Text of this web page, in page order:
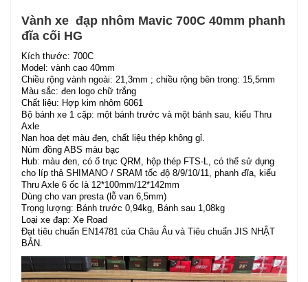
Vành xe đạp nhôm Mavic 700C 40mm phanh
đĩa cối HG
Kích thước: 700C
Model: vành cao 40mm
Chiều rộng vành ngoài: 21,3mm ; chiều rộng bên trong: 15,5mm
Màu sắc: đen logo chữ trắng
Chất liệu: Hợp kim nhôm 6061
Bộ bánh xe 1 cặp: một bánh trước và một bánh sau, kiểu Thru
Axle
Nan hoa dẹt màu đen, chất liệu thép không gỉ.
Núm đồng ABS màu bạc
Hub: màu đen, có ổ trục QRM, hộp thép FTS-L, có thể sử dụng
cho líp thả SHIMANO / SRAM tốc độ 8/9/10/11, phanh đĩa, kiểu
Thru Axle 6 ốc là 12*100mm/12*142mm
Dùng cho van presta (lỗ van 6,5mm)
Trọng lượng: Bánh trước 0,94kg, Bánh sau 1,08kg
Loại xe đạp: Xe Road
Đạt tiêu chuẩn EN14781 của Châu Âu và Tiêu chuẩn JIS NHẬT
BẢN.